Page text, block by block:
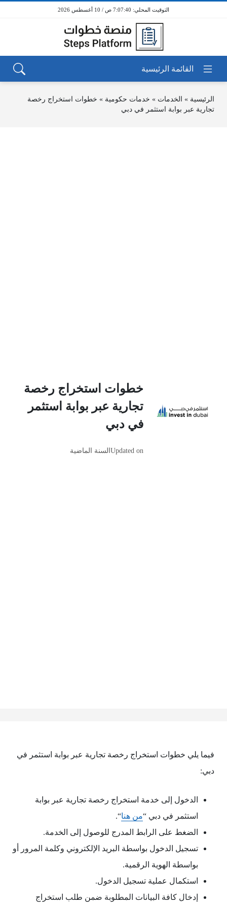
7:07:40 ص / 10 أغسطس 2026
الرئيسية » الخدمات » خدمات حكومية » خطوات استخراج رخصة
تجارية عبر بوابة استثمر في دبي
خطوات استخراج رخصة
تجارية عبر بوابة استثمر
في دبي
Updated onالسنة الماضية
فيما يلي خطوات استخراج رخصة تجارية عبر بوابة استثمر في
دبي:
الدخول إلى خدمة استخراج رخصة تجارية عبر بوابة
استثمر في دبي “من هنا“.
الضغط على الرابط المدرج للوصول إلى الخدمة.
تسجيل الدخول بواسطة البريد الإلكتروني وكلمة المرور أو
بواسطة الهوية الرقمية.
استكمال عملية تسجيل الدخول.
إدخال كافة البيانات المطلوبة ضمن طلب استخراج